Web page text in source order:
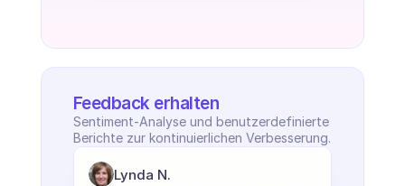
Feedback erhalten
Sentiment-Analyse und benutzerdefinierte
Berichte zur kontinuierlichen Verbesserung.
Lynda N.